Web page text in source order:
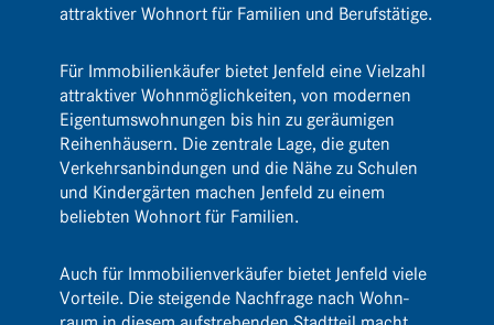
attrak­tiver Wohnort für Fami­lien und Berufstätige.
Für Immo­bi­li­en­käufer bietet Jenfeld eine Viel­zahl
attrak­tiver Wohn­mög­lich­keiten, von modernen
Eigen­tums­woh­nungen bis hin zu geräu­migen
Reihen­häu­sern. Die zentrale Lage, die guten
Verkehrs­an­bin­dungen und die Nähe zu Schulen
und Kinder­gärten machen Jenfeld zu einem
beliebten Wohnort für Familien.
Auch für Immo­bi­li­en­ver­käufer bietet Jenfeld viele
Vorteile. Die stei­gende Nach­frage nach Wohn­